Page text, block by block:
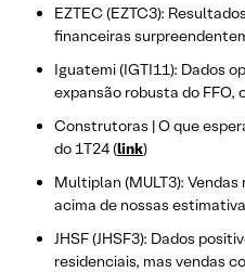
EZTEC (EZTC3):
financeiras
Iguatemi (IGTI11): Dados
expansão robusta do FFO,
Construtoras | O que
do 1T24 (link)
Multiplan (MULT3):
acima de nossas
JHSF (JHSF3): Dados
residenciais, mas vendas